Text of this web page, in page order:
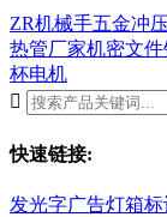
ZR机械手五金冲
热管厂家机密文件
杯电机

快速链接:
发光字广告灯箱标